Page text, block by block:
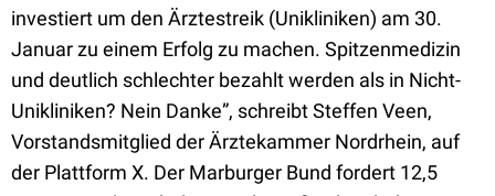
investiert um den Ärztestreik (Unikliniken) am 30.
Januar zu einem Erfolg zu machen. Spitzenmedizin
und deutlich schlechter bezahlt werden als in Nicht-
Unikliniken? Nein Danke”, schreibt Steffen Veen,
Vorstandsmitglied der Ärztekammer Nordrhein, auf
der Plattform X. Der Marburger Bund fordert 12,5